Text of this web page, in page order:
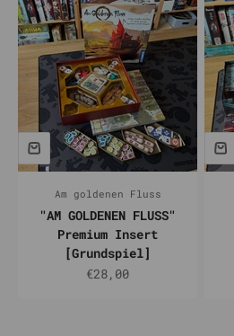
Am goldenen Fluss
"AM GOLDENEN FLUSS"
Premium Insert
[Grundspiel]
Prix de vente
€28,00